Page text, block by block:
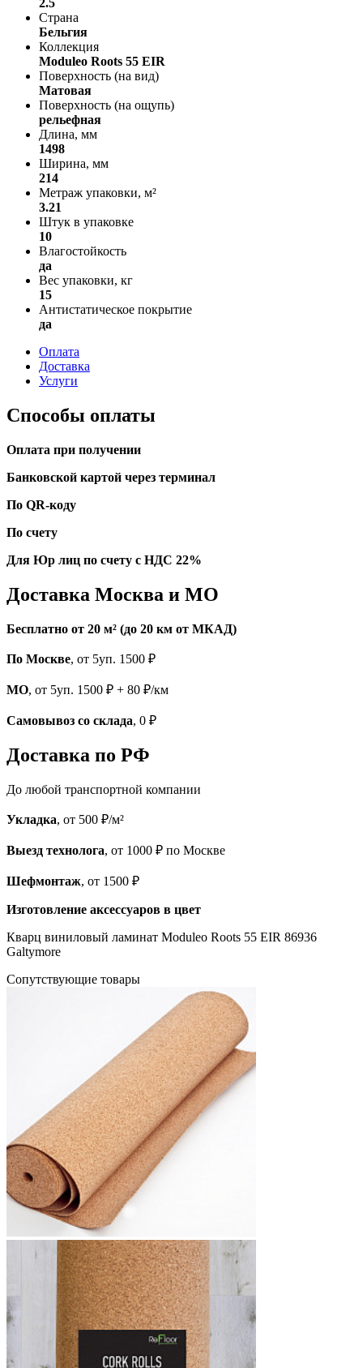
Страна
Бельгия
Коллекция
Moduleo Roots 55 EIR
Поверхность (на вид)
Матовая
Поверхность (на ощупь)
рельефная
Длина, мм
1498
Ширина, мм
214
Метраж упаковки, м²
3.21
Штук в упаковке
10
Влагостойкость
да
Вес упаковки, кг
15
Антистатическое покрытие
да
Оплата
Доставка
Услуги
Способы оплаты
Оплата при получении
Банковской картой через терминал
По QR-коду
По счету
Для Юр лиц по счету с НДС 22%
Доставка Москва и МО
Бесплатно от 20 м² (до 20 км от МКАД)
По Москве, от 5уп. 1500 ₽
МО, от 5уп. 1500 ₽ + 80 ₽/км
Самовывоз со склада, 0 ₽
Доставка по РФ
До любой транспортной компании
Укладка, от 500 ₽/м²
Выезд технолога, от 1000 ₽ по Москве
Шефмонтаж, от 1500 ₽
Изготовление аксессуаров в цвет
Кварц виниловый ламинат Moduleo Roots 55 EIR 86936
Galtymore
Cопутствующие товары